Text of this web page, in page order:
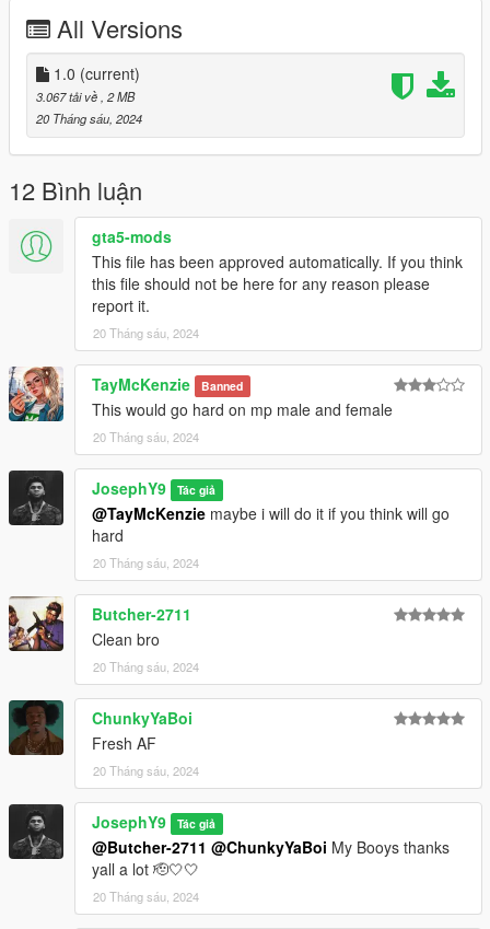
All Versions
1.0 (current)
3.067 tải về , 2 MB
20 Tháng sáu, 2024
12 Bình luận
gta5-mods
This file has been approved automatically. If you think
this file should not be here for any reason please
report it.
20 Tháng sáu, 2024
TayMcKenzie Banned
This would go hard on mp male and female
20 Tháng sáu, 2024
JosephY9 Tác giả
@TayMcKenzie maybe i will do it if you think will go
hard
20 Tháng sáu, 2024
Butcher-2711
Clean bro
20 Tháng sáu, 2024
ChunkyYaBoi
Fresh AF
20 Tháng sáu, 2024
JosephY9 Tác giả
@Butcher-2711 @ChunkyYaBoi My Booys thanks
yall a lot 🫡🤍🤍
20 Tháng sáu, 2024